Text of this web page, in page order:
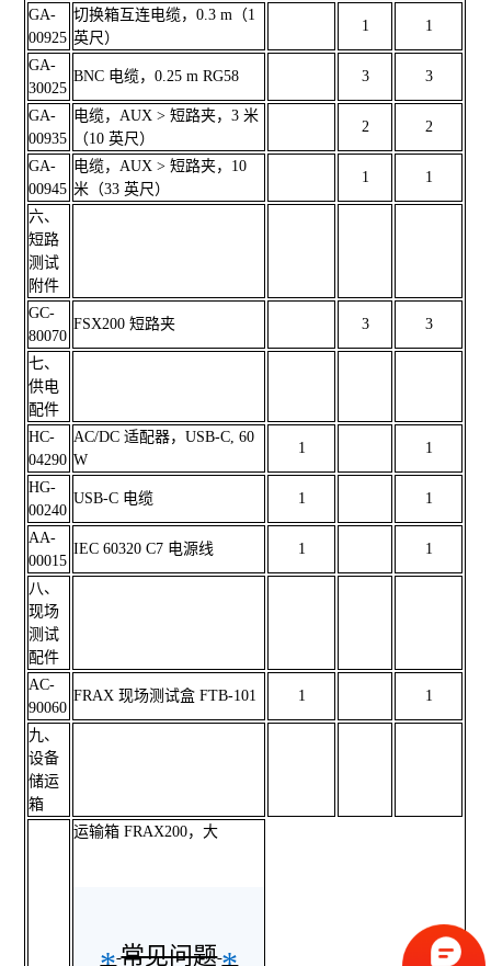
GA-
00925
切换箱互连电缆，0.3 m（1
英尺）
1 1
GA-
30025
BNC 电缆，0.25 m RG58 3 3
GA-
00935
电缆，AUX > 短路夹，3 米
（10 英尺）
2 2
GA-
00945
电缆，AUX > 短路夹，10
米（33 英尺）
1 1
六、
短路
测试
附件
GC-
80070
FSX200 短路夹 3 3
七、
供电
配件
HC-
04290
AC/DC 适配器，USB-C, 60
W
1 1
HG-
00240
USB-C 电缆 1 1
AA-
00015
IEC 60320 C7 电源线 1 1
八、
现场
测试
配件
AC-
90060
FRAX 现场测试盒 FTB-101 1 1
九、
设备
储运
箱
运输箱 FRAX200，大
常见问题